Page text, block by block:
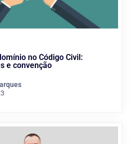
no Código Civil:
e convenção